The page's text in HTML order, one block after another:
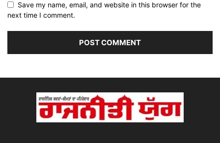
Save my name, email, and website in this browser for the
next time I comment.